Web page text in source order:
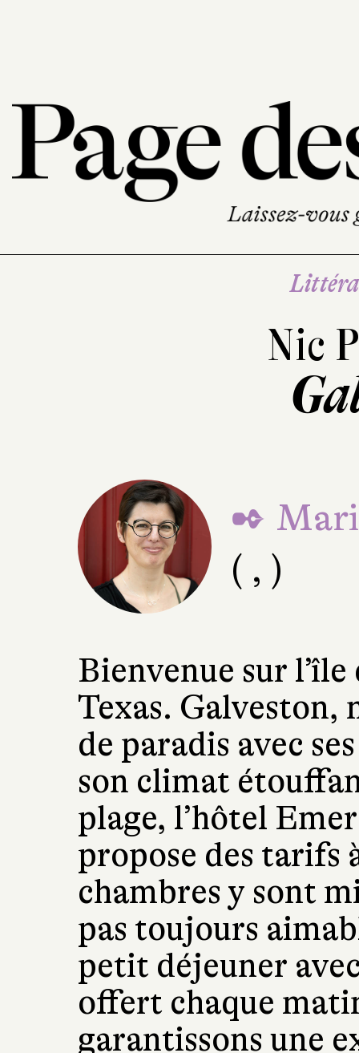
Nic
✒
( , )
Bienvenue sur
Texas.
de paradis avec
son climat
plage, l’hôtel
propose des tarifs
chambres y sont
pas toujours
petit déjeuner
offert chaque
garantissons une